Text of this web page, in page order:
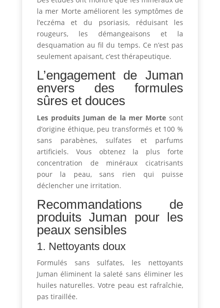
la mer Morte améliorent les symptômes de
l’eczéma et du psoriasis, réduisant les
rougeurs, les démangeaisons et la
desquamation au fil du temps. Ce n’est pas
seulement apaisant, c’est thérapeutique.
L’engagement de Juman
envers des formules
sûres et douces
Les produits Juman de la mer Morte sont
d’origine éthique, peu transformés et 100 %
sans parabènes, sulfates et parfums
artificiels. Vous obtenez la plus forte
concentration de minéraux cicatrisants
pour la peau, sans rien qui puisse
déclencher une irritation.
Recommandations de
produits Juman pour les
peaux sensibles
1. Nettoyants doux
Formulés sans sulfates, les nettoyants
Juman éliminent la saleté sans éliminer les
huiles naturelles. Votre peau est rafraîchie,
pas tiraillée.